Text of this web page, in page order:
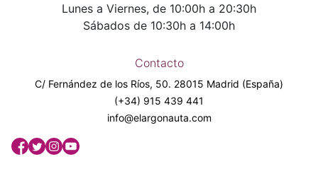
Lunes a Viernes, de 10:00h a 20:30h
Sábados de 10:30h a 14:00h
Contacto
C/ Fernández de los Ríos, 50. 28015 Madrid (España)
(+34) 915 439 441
info@elargonauta.com